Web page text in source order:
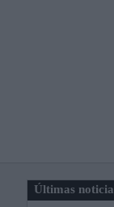
Últimas